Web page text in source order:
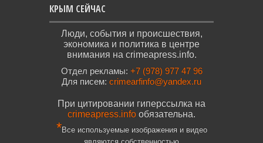
КРЫМ СЕЙЧАС
Люди, события и происшествия,
экономика и политика в центре
внимания на crimeapress.info.
Отдел рекламы: +7 (978) 977 47 96
Для писем: crimearfinfo@yandex.ru
При цитировании гиперссылка на
crimeapress.info обязательна.
*Все используемые изображения и видео